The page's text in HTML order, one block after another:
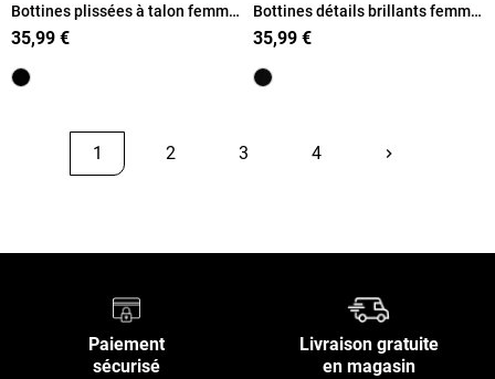
Bottines plissées à talon femme
(36-41)
35,99 €
Bottines détails brillants femme
(36-41)
35,99 €
1 2 3 4 keyboard_arrow_rightSuivant
Paiement
sécurisé
Livraison gratuite
en magasin